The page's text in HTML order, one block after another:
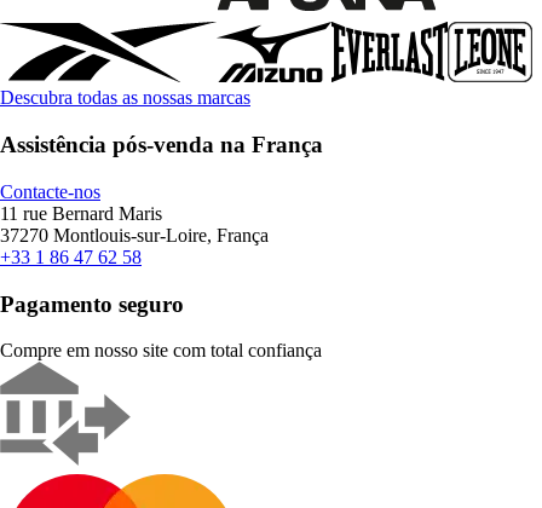
Descubra todas as nossas marcas
Assistência pós-venda na França
Contacte-nos
11 rue Bernard Maris
37270 Montlouis-sur-Loire, França
+33 1 86 47 62 58
Pagamento seguro
Compre em nosso site com total confiança